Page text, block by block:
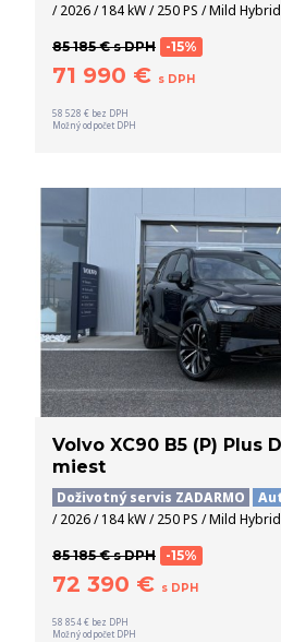
/ 2026 / 184 kW / 250 PS / Mild
85 185 € s DPH -15%
71 990 € s DPH
58 528 € bez DPH
Možný odpočet DPH
Volvo XC90 B5 (P) Plus
miest
Doživotný servis ZADARMO
/ 2026 / 184 kW / 250 PS / Mild
85 185 € s DPH -15%
72 390 € s DPH
58 854 € bez DPH
Možný odpočet DPH